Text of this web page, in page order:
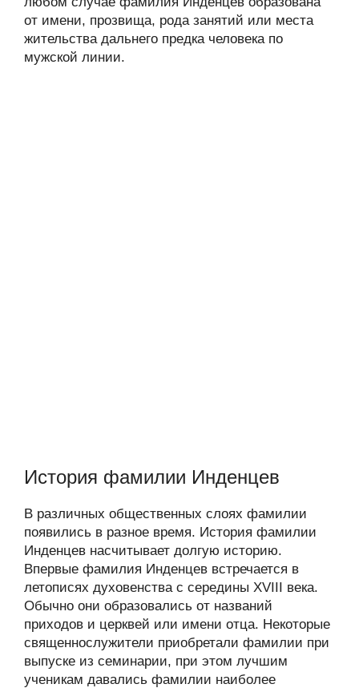
от имени, прозвища, рода занятий или места
жительства дальнего предка человека по
мужской линии.
История фамилии Инденцев
В различных общественных слоях фамилии
появились в разное время. История фамилии
Инденцев насчитывает долгую историю.
Впервые фамилия Инденцев встречается в
летописях духовенства с середины XVIII века.
Обычно они образовались от названий
приходов и церквей или имени отца. Некоторые
священнослужители приобретали фамилии при
выпуске из семинарии, при этом лучшим
ученикам давались фамилии наиболее